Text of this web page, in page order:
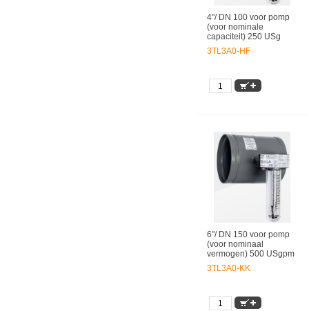
4"/ DN 100 voor pomp
(voor nominale
capaciteit) 250 USg
3TL3A0-HF
6"/ DN 150 voor pomp
(voor nominaal
vermogen) 500 USgpm
3TL3A0-KK